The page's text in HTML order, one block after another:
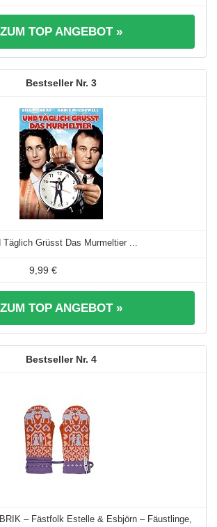
ZUM TOP ANGEBOT »
3
Täglich Grüsst Das Murmeltier ...
9,99 €
ZUM TOP ANGEBOT »
4
– Fästfolk Estelle & Esbjörn – Fäustlinge,